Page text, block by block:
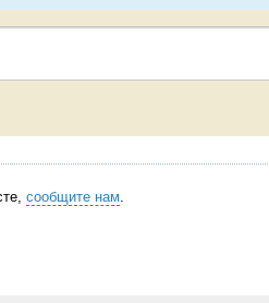
сообщите нам.